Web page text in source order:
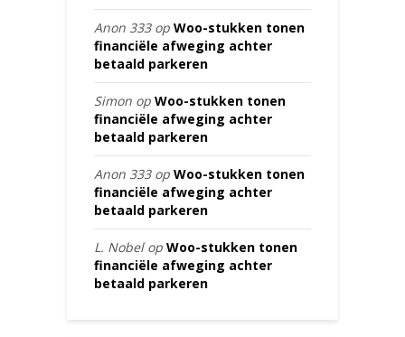
Anon 333op Woo-stukken tonen
financiële afweging achter
betaald parkeren
Simon op Woo-stukken tonen
financiële afweging achter
betaald parkeren
Anon 333op Woo-stukken tonen
financiële afweging achter
betaald parkeren
L. Nobelop Woo-stukken tonen
financiële afweging achter
betaald parkeren